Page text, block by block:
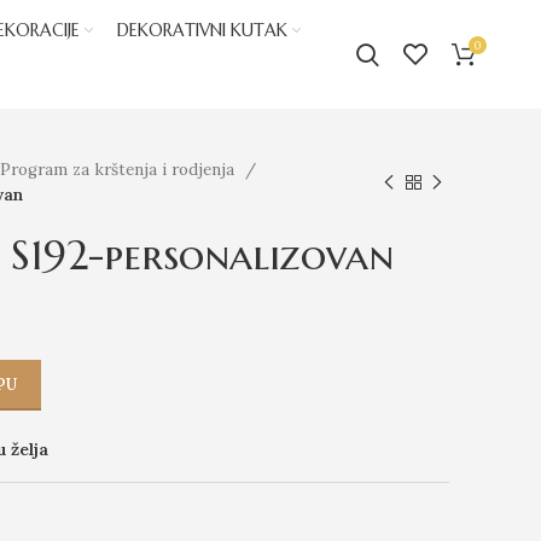
DEKORATIVNI KUTAK
0
Program za krštenja i rodjenja
personalizovan
želja